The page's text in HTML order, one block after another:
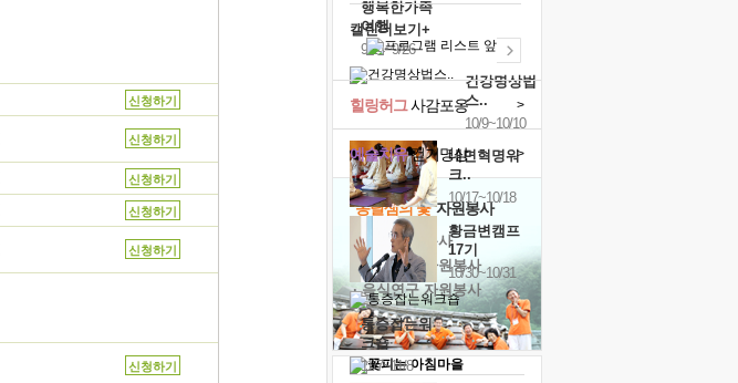
신청하기
신청하기
신청하기
신청하기
신청하기
신청하기
행복한가족
여행
9/24~9/26
건강명상법
스..
10/9~10/10
내면혁명워
크..
10/17~10/18
황금변캠프
17기
10/30~10/31
통증잡는워
크숍
11/7~11/8
캘린더보기+
예술치유걷기명상 >
힐링허그사감포옹 >
'옹달샘의 꽃'자원봉사
· 청년 자원봉사
· 금빛청년 자원봉사
· 음식연구 자원봉사